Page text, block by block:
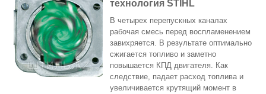
технология STIHL
В четырех перепускных каналах
рабочая смесь перед воспламенением
завихряется. В результате оптимально
сжигается топливо и заметно
повышается КПД двигателя. Как
следствие, падает расход топлива и
увеличивается крутящий момент в